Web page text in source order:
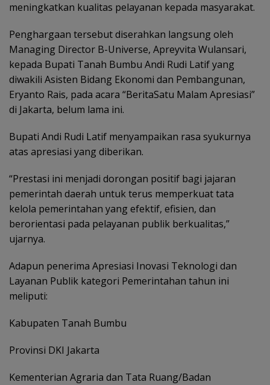
meningkatkan kualitas pelayanan kepada masyarakat.
Penghargaan tersebut diserahkan langsung oleh
Managing Director B-Universe, Apreyvita Wulansari,
kepada Bupati Tanah Bumbu Andi Rudi Latif yang
diwakili Asisten Bidang Ekonomi dan Pembangunan,
Eryanto Rais, pada acara “BeritaSatu Malam Apresiasi”
di Jakarta, belum lama ini.
Bupati Andi Rudi Latif menyampaikan rasa syukurnya
atas apresiasi yang diberikan.
“Prestasi ini menjadi dorongan positif bagi jajaran
pemerintah daerah untuk terus memperkuat tata
kelola pemerintahan yang efektif, efisien, dan
berorientasi pada pelayanan publik berkualitas,”
ujarnya.
Adapun penerima Apresiasi Inovasi Teknologi dan
Layanan Publik kategori Pemerintahan tahun ini
meliputi:
Kabupaten Tanah Bumbu
Provinsi DKI Jakarta
Kementerian Agraria dan Tata Ruang/Badan